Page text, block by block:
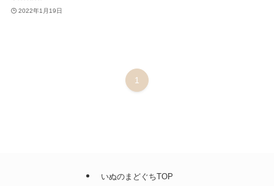
2022年1月19日
1
いぬのまどぐちTOP